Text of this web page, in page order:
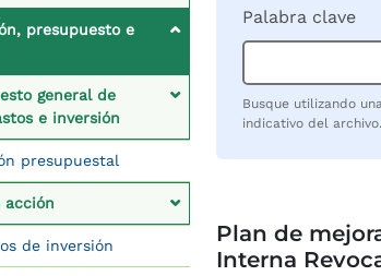
presupuesto e
general de
e inversión
presupuestal
acción
de inversión
Palabra clave
Busque utilizando
indicativo del archivo.
Plan de
Interna